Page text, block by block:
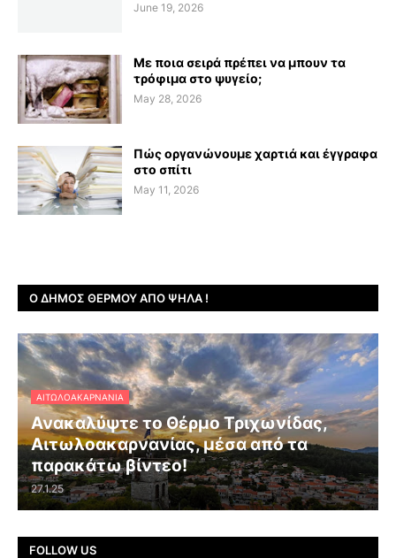
June 19, 2026
Με ποια σειρά πρέπει να μπουν τα
τρόφιμα στο ψυγείο;
May 28, 2026
Πώς οργανώνουμε χαρτιά και έγγραφα
στο σπίτι
May 11, 2026
Ο ΔΉΜΟΣ ΘΈΡΜΟΥ ΑΠΌ ΨΗΛΆ !
ΑΙΤΩΛΟΑΚΑΡΝΑΝΊΑ
Ανακαλύψτε το Θέρμο Τριχωνίδας,
Αιτωλοακαρνανίας, μέσα από τα
παρακάτω βίντεο!
27.1.25
FOLLOW US